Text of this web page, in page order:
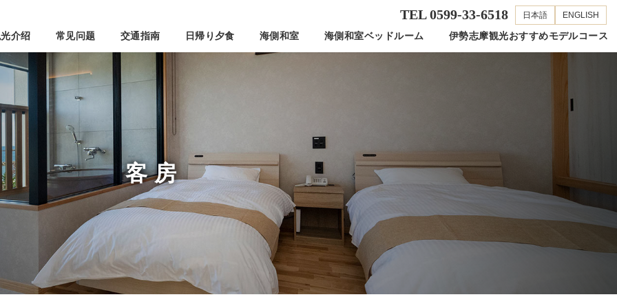
TEL 0599-33-6518 日本語 ENGLISH
介绍 常见问题 交通指南 日帰り夕食 海側和室 海側和室ベッドルーム 伊勢志摩観光おすすめモデルコース
客房